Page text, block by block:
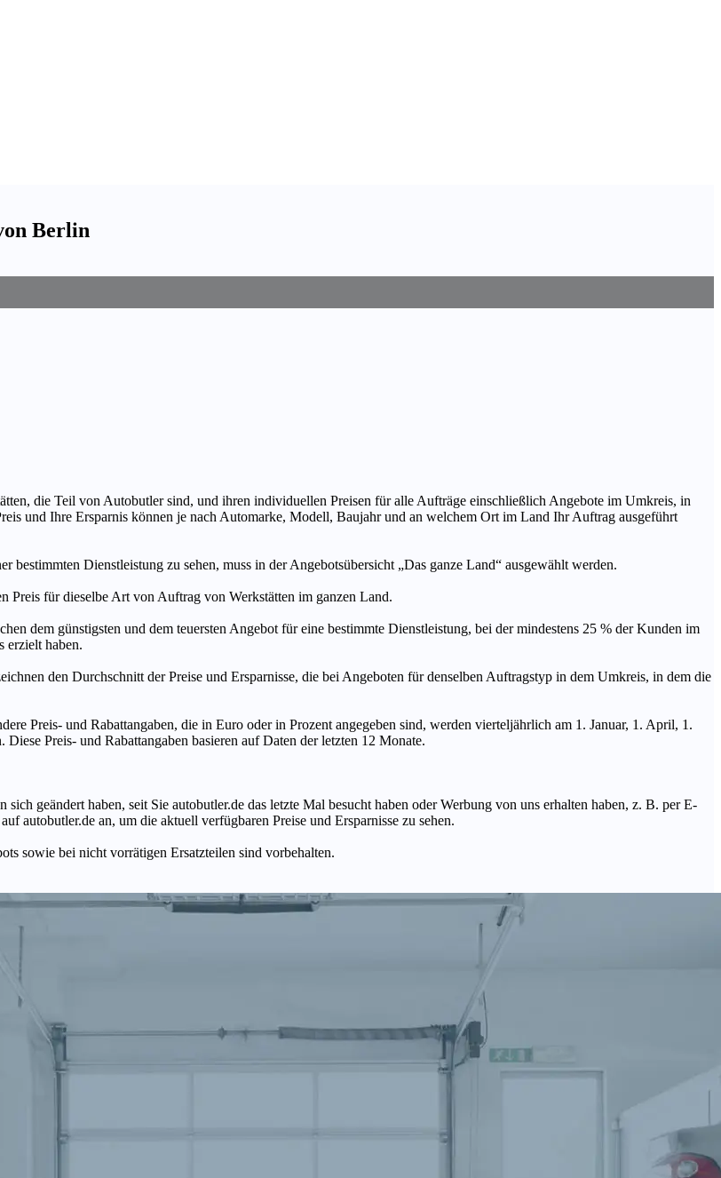
Berlin
die Teil von Autobutler sind, und ihren individuellen Preisen für alle Aufträge einschließlich Angebote im Umkreis, in
und Ihre Ersparnis können je nach Automarke, Modell, Baujahr und an welchem Ort im Land Ihr Auftrag ausgeführt
Dienstleistung zu sehen, muss in der Angebotsübersicht „Das ganze Land“ ausgewählt werden.
Preis für dieselbe Art von Auftrag von Werkstätten im ganzen Land.
dem günstigsten und dem teuersten Angebot für eine bestimmte Dienstleistung, bei der mindestens 25 % der Kunden im
erzielt haben.
den Durchschnitt der Preise und Ersparnisse, die bei Angeboten für denselben Auftragstyp in dem Umkreis, in dem die
Preis- und Rabattangaben, die in Euro oder in Prozent angegeben sind, werden vierteljährlich am 1. Januar, 1. April, 1.
Preis- und Rabattangaben basieren auf Daten der letzten 12 Monate.
geändert haben, seit Sie autobutler.de das letzte Mal besucht haben oder Werbung von uns erhalten haben, z. B. per E-
autobutler.de an, um die aktuell verfügbaren Preise und Ersparnisse zu sehen.
sowie bei nicht vorrätigen Ersatzteilen sind vorbehalten.